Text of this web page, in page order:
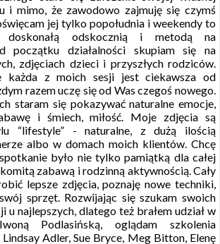
i mimo, że zawodowo zajmuję się czymś
jej tylko popołudnia i weekendy to
odskocznią i metodą na
początku działalności skupiam się na
zdjęciach dzieci i przyszłych rodziców.
każda z moich sesji jest ciekawsza od
razem uczę się od Was czegoś nowego.
staram się pokazywać naturalne emocje,
i śmiech, miłość. Moje zdjęcia są
“lifestyle” - naturalne, z dużą ilością
albo w domach moich klientów. Chcę
było nie tylko pamiątką dla całej
zabawą i rodzinną aktywnością. Cały
lepsze zdjęcia, poznaję nowe techniki,
sprzęt. Rozwijając się szukam swoich
u najlepszych, dlatego też brałem udział w
Podlasińską, oglądam szkolenia
Adler, Sue Bryce, Meg Bitton, Elenę